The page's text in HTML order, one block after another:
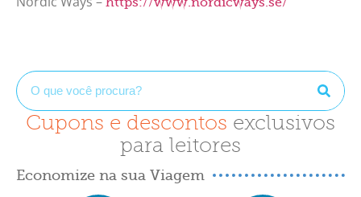
Cupons e descontos exclusivos
para leitores
Economize na sua Viagem